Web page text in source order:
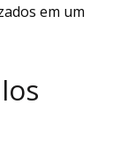
em um